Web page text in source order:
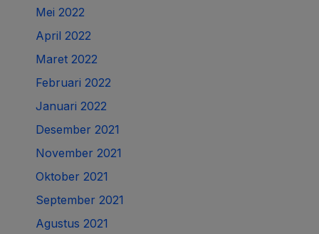
Mei 2022
April 2022
Maret 2022
Februari 2022
Januari 2022
Desember 2021
November 2021
Oktober 2021
September 2021
Agustus 2021